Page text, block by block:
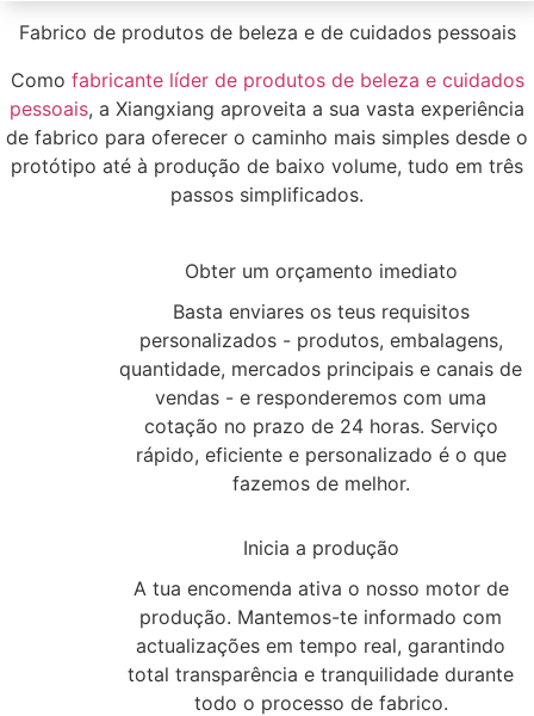
Fabrico de produtos de beleza e de cuidados pessoais
Como fabricante líder de produtos de beleza e cuidados
pessoais, a Xiangxiang aproveita a sua vasta experiência
de fabrico para oferecer o caminho mais simples desde o
protótipo até à produção de baixo volume, tudo em três
passos simplificados.
Obter um orçamento imediato
Basta enviares os teus requisitos
personalizados - produtos, embalagens,
quantidade, mercados principais e canais de
vendas - e responderemos com uma
cotação no prazo de 24 horas. Serviço
rápido, eficiente e personalizado é o que
fazemos de melhor.
Inicia a produção
A tua encomenda ativa o nosso motor de
produção. Mantemos-te informado com
actualizações em tempo real, garantindo
total transparência e tranquilidade durante
todo o processo de fabrico.